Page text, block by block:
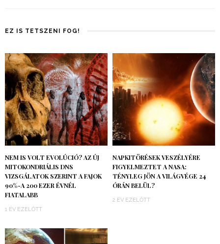
EZ IS TETSZENI FOG!
NEM IS VOLT EVOLÚCIÓ? AZ ÚJ
MITOKONDRIÁLIS DNS
VIZSGÁLATOK SZERINT A FAJOK
90%-A 200 EZER ÉVNÉL
FIATALABB
1 ÉV EZELŐTT
NAPKITÖRÉSEK VESZÉLYÉRE
FIGYELMEZTET A NASA:
TÉNYLEG JÖN A VILÁGVÉGE 24
ÓRÁN BELÜL?
2 ÉV EZELŐTT